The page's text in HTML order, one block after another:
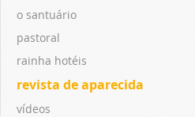
o santuário
pastoral
rainha hotéis
revista de aparecida
vídeos